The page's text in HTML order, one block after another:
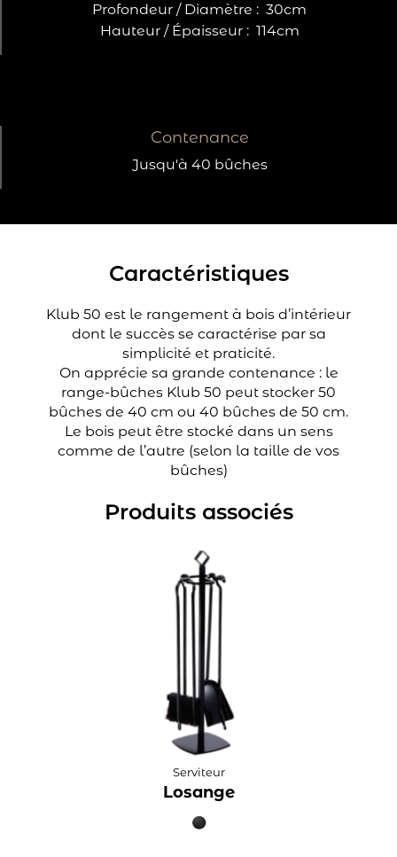
Profondeur / Diamètre : 30cm
Hauteur / Épaisseur : 114cm
Contenance
Jusqu'à 40 bûches
Caractéristiques
Klub 50 est le rangement à bois d’intérieur
dont le succès se caractérise par sa
simplicité et praticité.
On apprécie sa grande contenance : le
range-bûches Klub 50 peut stocker 50
bûches de 40 cm ou 40 bûches de 50 cm.
Le bois peut être stocké dans un sens
comme de l’autre (selon la taille de vos
bûches)
Produits associés
Serviteur
Losange